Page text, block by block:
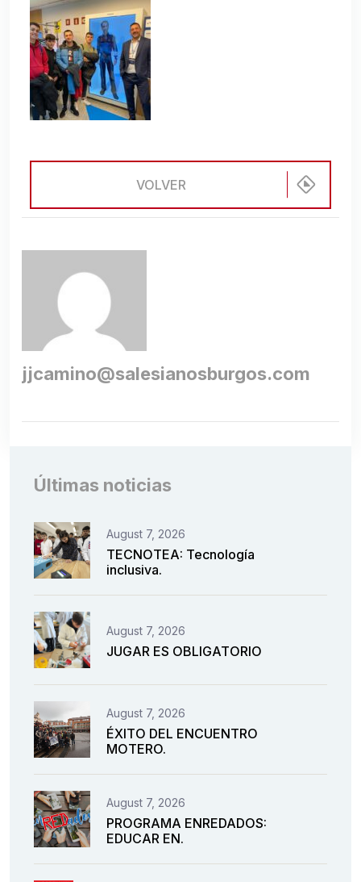
VOLVER
jjcamino@salesianosburgos.com
Últimas noticias
August 7, 2026
TECNOTEA: Tecnología
inclusiva.
August 7, 2026
JUGAR ES OBLIGATORIO
August 7, 2026
ÉXITO DEL ENCUENTRO
MOTERO.
August 7, 2026
PROGRAMA ENREDADOS:
EDUCAR EN.